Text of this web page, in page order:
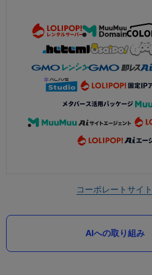
コーポレートサイト
AIへの取り組み